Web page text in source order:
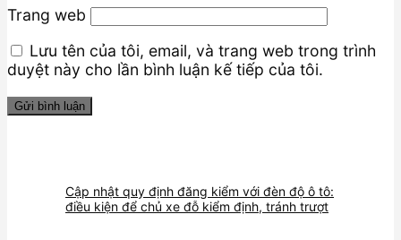
Trang web
Lưu tên của tôi, email, và trang web trong trình
duyệt này cho lần bình luận kế tiếp của tôi.
Cập nhật quy định đăng kiểm với đèn độ ô tô:
điều kiện để chủ xe đỗ kiểm định, tránh trượt